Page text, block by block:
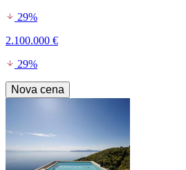
29%
2.100.000 €
29%
Nova cena